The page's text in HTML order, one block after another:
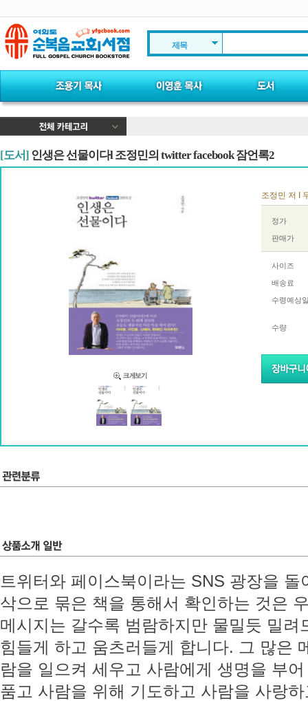
제목
[도서] 인생은 선물이다l 조정민의 twitter facebook 잠언록2
조정민 저 I
정가
판매가
사이즈
배송료
수령예상
수량
트위터와 페이스북이라는 SNS 광장을
삭으로 묶은 책을 통해서 확인하는 것은
메시지는 갈수록 범람하지만 물밀듯 밀
힘들게 하고 움츠러들게 합니다. 그 많은
람을 일으켜 세우고 사람에게 생명을 부
품고 사람을 위해 기도하고 사람을 사랑